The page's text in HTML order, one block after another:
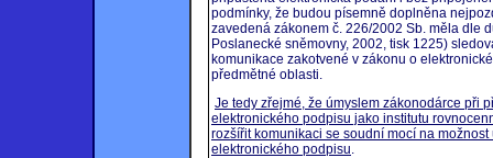
podmínky, že budou písemně doplněna
zavedená zákonem č. 226/2002 Sb. měla dle
Poslanecké sněmovny, 2002, tisk 1225)
komunikace zakotvené v zákonu o
předmětné oblasti.
Je tedy zřejmé, že úmyslem zákonodárce při
elektronického podpisu jako institutu
rozšířit komunikaci se soudní mocí na
elektronického podpisu.